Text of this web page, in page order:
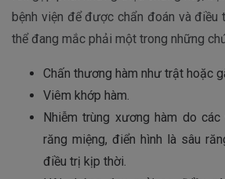
bệnh viện để được chẩn đoán và
thể đang mắc phải một trong những
Chấn thương hàm như trật hoặc
Viêm khớp hàm.
Nhiễm trùng xương hàm do
răng miệng, điển hình là sâu
điều trị kịp thời.